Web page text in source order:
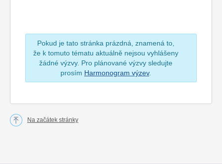
Pokud je tato stránka prázdná, znamená to,
že k tomuto tématu aktuálně nejsou vyhlášeny
žádné výzvy. Pro plánované výzvy sledujte
prosím Harmonogram výzev.
Na začátek stránky